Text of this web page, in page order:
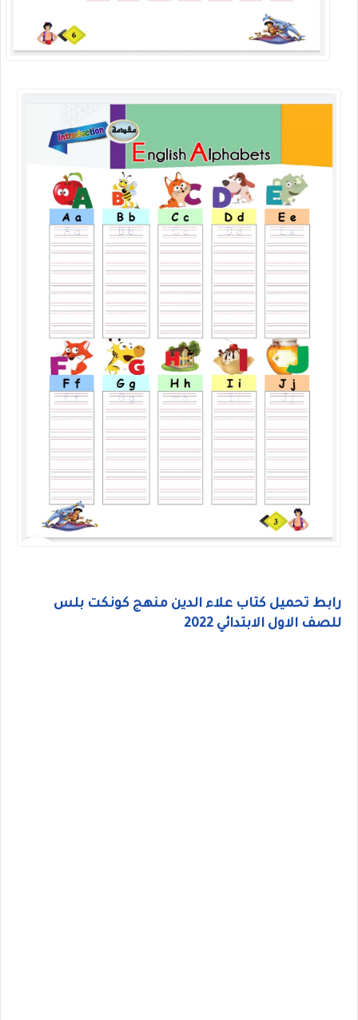
رابط تحميل كتاب علاء الدين منهج كونكت بلس
للصف الاول الابتدائي 2022